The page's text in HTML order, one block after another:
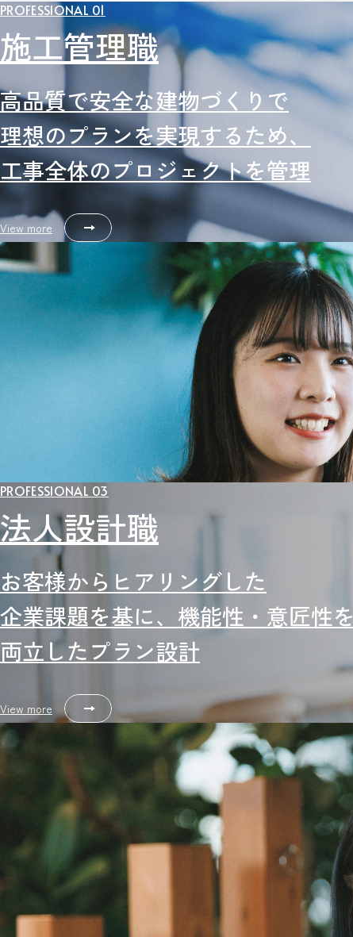
PROFESSIONAL 01
施工管理職
高品質で安全な建物づくりで
理想のプランを実現するため、
工事全体のプロジェクトを管理
View more
PROFESSIONAL 03
法人設計職
お客様からヒアリングした
企業課題を基に、機能性・意匠性を
両立したプラン設計
View more